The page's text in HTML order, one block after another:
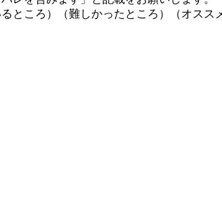
ところ）（難しかったところ）（オスス